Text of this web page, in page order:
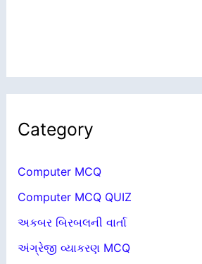
Category
Computer MCQ
Computer MCQ QUIZ
અકબર બિરબલની વાર્તા
અંગ્રેજી વ્યાકરણ MCQ